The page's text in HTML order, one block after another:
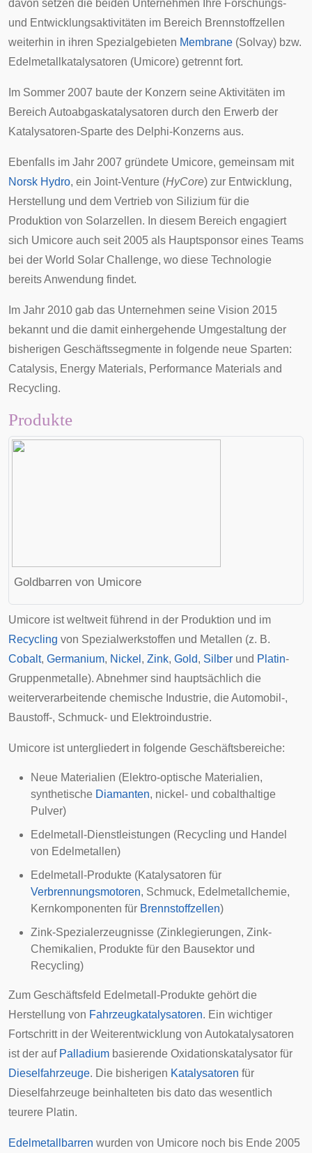
davon setzen die beiden Unternehmen Ihre Forschungs-
und Entwicklungsaktivitäten im Bereich Brennstoffzellen
weiterhin in ihren Spezialgebieten Membrane (Solvay) bzw.
Edelmetallkatalysatoren (Umicore) getrennt fort.
Im Sommer 2007 baute der Konzern seine Aktivitäten im
Bereich Autoabgaskatalysatoren durch den Erwerb der
Katalysatoren-Sparte des Delphi-Konzerns aus.
Ebenfalls im Jahr 2007 gründete Umicore, gemeinsam mit
Norsk Hydro, ein Joint-Venture (HyCore) zur Entwicklung,
Herstellung und dem Vertrieb von Silizium für die
Produktion von Solarzellen. In diesem Bereich engagiert
sich Umicore auch seit 2005 als Hauptsponsor eines Teams
bei der World Solar Challenge, wo diese Technologie
bereits Anwendung findet.
Im Jahr 2010 gab das Unternehmen seine Vision 2015
bekannt und die damit einhergehende Umgestaltung der
bisherigen Geschäftssegmente in folgende neue Sparten:
Catalysis, Energy Materials, Performance Materials and
Recycling.
Produkte
Goldbarren von Umicore
Umicore ist weltweit führend in der Produktion und im
Recycling von Spezialwerkstoffen und Metallen (z. B.
Cobalt, Germanium, Nickel , Zink, Gold, Silber und Platin-
Gruppenmetalle). Abnehmer sind hauptsächlich die
weiterverarbeitende chemische Industrie, die Automobil-,
Baustoff-, Schmuck- und Elektroindustrie.
Umicore ist untergliedert in folgende Geschäftsbereiche:
Neue Materialien (Elektro-optische Materialien,
synthetische Diamanten, nickel- und cobalthaltige
Pulver)
Edelmetall-Dienstleistungen (Recycling und Handel
von Edelmetallen)
Edelmetall-Produkte (Katalysatoren für
Verbrennungsmotoren, Schmuck, Edelmetallchemie,
Kernkomponenten für Brennstoffzellen)
Zink-Spezialerzeugnisse (Zinklegierungen, Zink-
Chemikalien, Produkte für den Bausektor und
Recycling)
Zum Geschäftsfeld Edelmetall-Produkte gehört die
Herstellung von Fahrzeugkatalysatoren. Ein wichtiger
Fortschritt in der Weiterentwicklung von Autokatalysatoren
ist der auf Palladium basierende Oxidationskatalysator für
Dieselfahrzeuge. Die bisherigen Katalysatoren für
Dieselfahrzeuge beinhalteten bis dato das wesentlich
teurere Platin.
Edelmetallbarren wurden von Umicore noch bis Ende 2005